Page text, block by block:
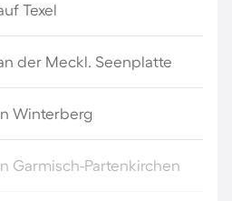
Texel
der Meckl. Seenplatte
Winterberg
Garmisch-Partenkirchen